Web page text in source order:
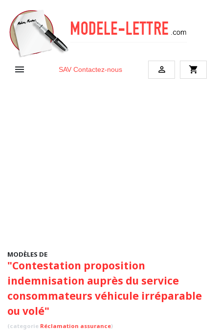
 SAV Contactez-nous  shopping_cart
MODÈLES DE
"Contestation proposition
indemnisation auprès du service
consommateurs véhicule irréparable
ou volé"
(categorie Réclamation assurance)